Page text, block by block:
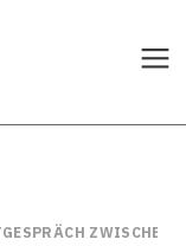
ZWISCHEN